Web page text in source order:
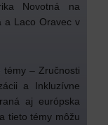
Novotná na
a Laco Oravec v
témy – Zručnosti
a Inkluzívne
aj európska
tieto témy môžu